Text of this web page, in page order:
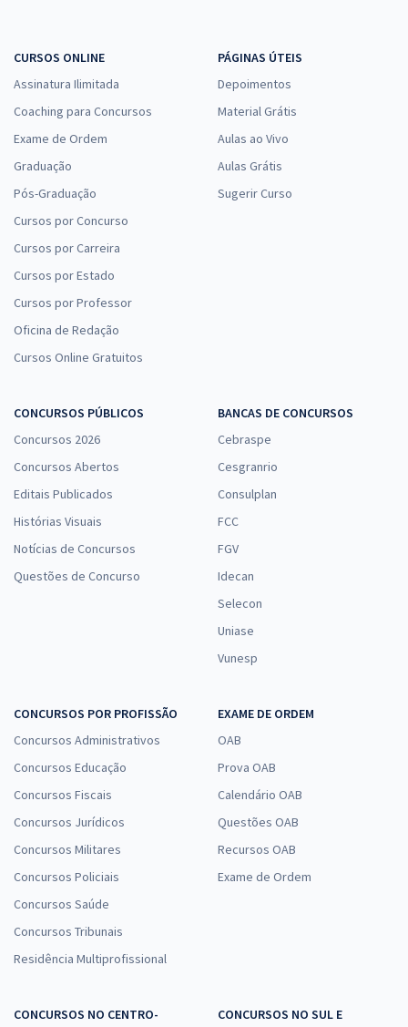
CURSOS ONLINE
Assinatura Ilimitada
Coaching para Concursos
Exame de Ordem
Graduação
Pós-Graduação
Cursos por Concurso
Cursos por Carreira
Cursos por Estado
Cursos por Professor
Oficina de Redação
Cursos Online Gratuitos
PÁGINAS ÚTEIS
Depoimentos
Material Grátis
Aulas ao Vivo
Aulas Grátis
Sugerir Curso
CONCURSOS PÚBLICOS
Concursos 2026
Concursos Abertos
Editais Publicados
Histórias Visuais
Notícias de Concursos
Questões de Concurso
BANCAS DE CONCURSOS
Cebraspe
Cesgranrio
Consulplan
FCC
FGV
Idecan
Selecon
Uniase
Vunesp
CONCURSOS POR PROFISSÃO
Concursos Administrativos
Concursos Educação
Concursos Fiscais
Concursos Jurídicos
Concursos Militares
Concursos Policiais
Concursos Saúde
Concursos Tribunais
Residência Multiprofissional
EXAME DE ORDEM
OAB
Prova OAB
Calendário OAB
Questões OAB
Recursos OAB
Exame de Ordem
CONCURSOS NO CENTRO-
CONCURSOS NO SUL E